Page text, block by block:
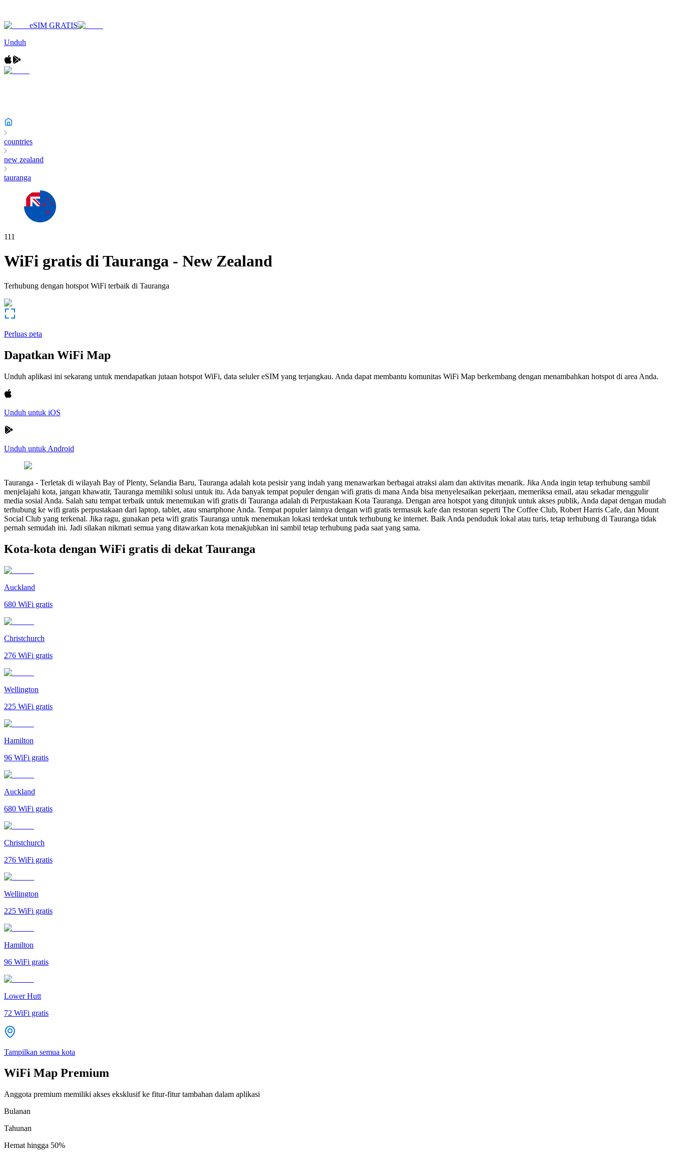
eSIM GRATIS
Unduh
countries
new zealand
tauranga
111
WiFi gratis diTauranga - New Zealand
Terhubung dengan hotspot WiFi terbaik di Tauranga
Perluas peta
Dapatkan WiFi Map
Unduh aplikasi ini sekarang untuk mendapatkan jutaan hotspot WiFi, data seluler eSIM yang terjangkau. Anda dapat membantu komunitas WiFi Map berkembang dengan menambahkan hotspot di area Anda.
Unduh untuk iOS
Unduh untuk Android
Tauranga - Terletak di wilayah Bay of Plenty, Selandia Baru, Tauranga adalah kota pesisir yang indah yang menawarkan berbagai atraksi alam dan aktivitas menarik. Jika Anda ingin tetap terhubung sambil
menjelajahi kota, jangan khawatir, Tauranga memiliki solusi untuk itu. Ada banyak tempat populer dengan wifi gratis di mana Anda bisa menyelesaikan pekerjaan, memeriksa email, atau sekadar menggulir
media sosial Anda. Salah satu tempat terbaik untuk menemukan wifi gratis di Tauranga adalah di Perpustakaan Kota Tauranga. Dengan area hotspot yang ditunjuk untuk akses publik, Anda dapat dengan mudah
terhubung ke wifi gratis perpustakaan dari laptop, tablet, atau smartphone Anda. Tempat populer lainnya dengan wifi gratis termasuk kafe dan restoran seperti The Coffee Club, Robert Harris Cafe, dan Mount
Social Club yang terkenal. Jika ragu, gunakan peta wifi gratis Tauranga untuk menemukan lokasi terdekat untuk terhubung ke internet. Baik Anda penduduk lokal atau turis, tetap terhubung di Tauranga tidak
pernah semudah ini. Jadi silakan nikmati semua yang ditawarkan kota menakjubkan ini sambil tetap terhubung pada saat yang sama.
Kota-kota dengan WiFi gratis di dekat Tauranga
Auckland
680 WiFi gratis
Christchurch
276 WiFi gratis
Wellington
225 WiFi gratis
Hamilton
96 WiFi gratis
Auckland
680 WiFi gratis
Christchurch
276 WiFi gratis
Wellington
225 WiFi gratis
Hamilton
96 WiFi gratis
Lower Hutt
72 WiFi gratis
Tampilkan semua kota
WiFi Map Premium
Anggota premium memiliki akses eksklusif ke fitur-fitur tambahan dalam aplikasi
Bulanan
Tahunan
Hemat hingga 50%